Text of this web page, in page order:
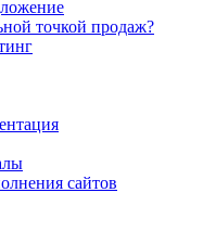
точкой продаж?
сайтов